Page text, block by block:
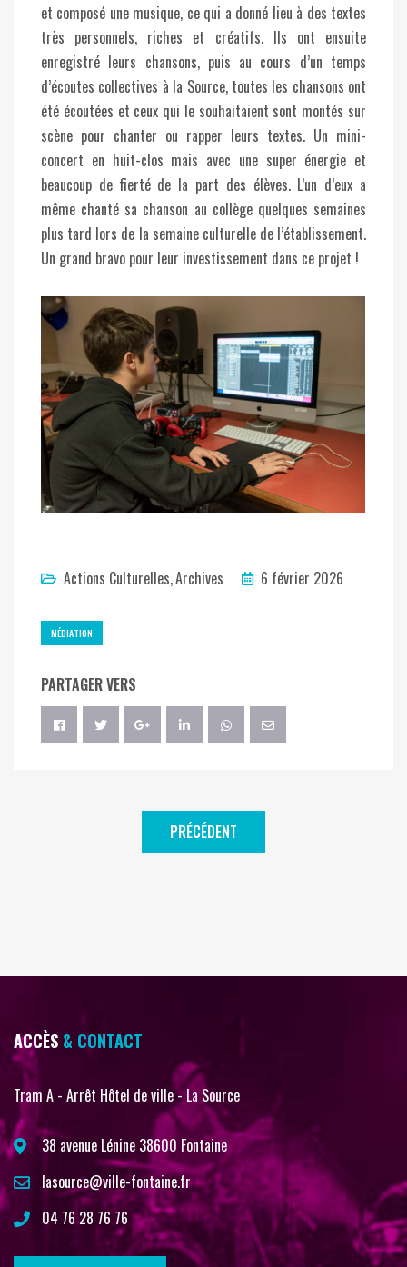
et composé une musique, ce qui a donné lieu à des textes
très personnels, riches et créatifs. Ils ont ensuite
enregistré leurs chansons, puis au cours d’un temps
d’écoutes collectives à la Source, toutes les chansons ont
été écoutées et ceux qui le souhaitaient sont montés sur
scène pour chanter ou rapper leurs textes. Un mini-
concert en huit-clos mais avec une super énergie et
beaucoup de fierté de la part des élèves. L’un d’eux a
même chanté sa chanson au collège quelques semaines
plus tard lors de la semaine culturelle de l’établissement.
Un grand bravo pour leur investissement dans ce projet !
Actions Culturelles Archives 6 février 2026
MÉDIATION
PARTAGER VERS
PRÉCÉDENT
ACCÈS & CONTACT
Tram A - Arrêt Hôtel de ville - La Source
38 avenue Lénine 38600 Fontaine
lasource@ville-fontaine.fr
04 76 28 76 76